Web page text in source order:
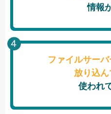
情報
ファイルサーバ
放り込
使われ